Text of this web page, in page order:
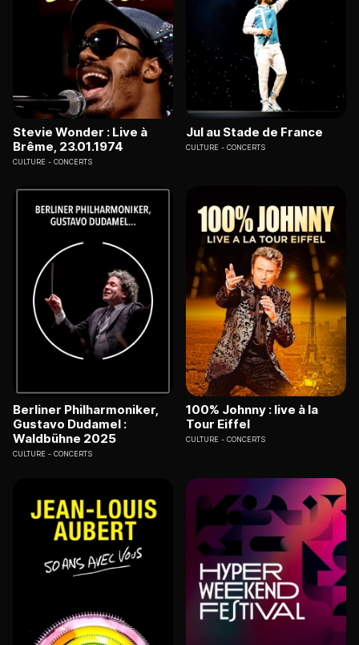
Stevie Wonder : Live à
Brême, 23.01.1974
CULTURE CONCERTS
Jul au Stade de France
CULTURE CONCERTS
Berliner Philharmoniker,
Gustavo Dudamel :
Waldbühne 2025
CULTURE CONCERTS
100% Johnny : live à la
Tour Eiffel
CULTURE CONCERTS